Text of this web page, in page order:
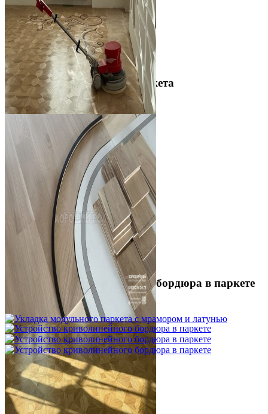
Межслойная шлифовка паркета
1 200 ₽
Устройство криволинейного бордюра в паркете